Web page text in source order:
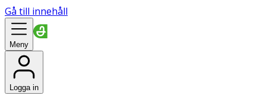
Gå till innehåll
Meny
Logga in